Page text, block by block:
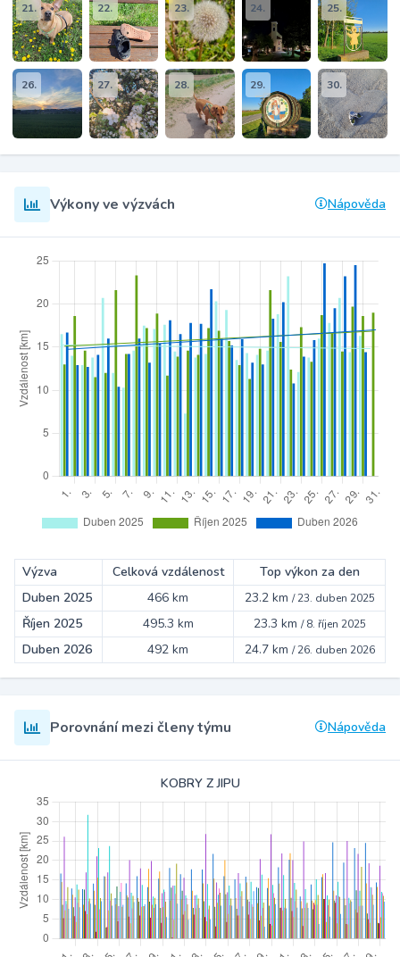
21. 22. 23. 24. 25.
26. 27. 28. 29. 30.
Výkony ve výzvách Nápověda
Výzva Celková vzdálenost
Top výkon za den
Duben 2025
466 km 23.2 km /23. duben 2025
Říjen 2025 495.3 km 23.3 km /8. říjen 2025
Duben 2026 492 km 24.7 km /26. duben 2026
Porovnání mezi členy týmu Nápověda
KOBRY Z JIPU